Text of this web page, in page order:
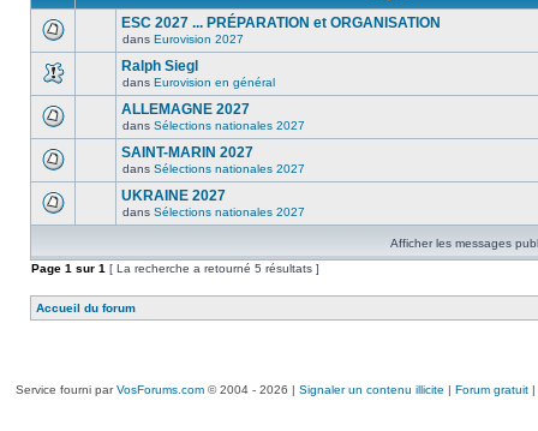
ESC 2027 ... PRÉPARATION et ORGANISATION
dans Eurovision 2027
Ralph Siegl
dans Eurovision en général
ALLEMAGNE 2027
dans Sélections nationales 2027
SAINT-MARIN 2027
dans Sélections nationales 2027
UKRAINE 2027
dans Sélections nationales 2027
Afficher les messages
Page 1 sur 1 [ La recherche a retourné 5 résultats ]
Accueil du forum
Service fourni parVosForums.com© 2004 - 2026 | Signaler un contenu illicite | Forum gratuit|